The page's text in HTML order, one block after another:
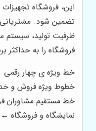
این، فروشگاه
تضمین شود. مشتریانی
ظرفیت تولید، سیستم
فروشگاه را به حداکثر
خط ویژه ی چهار رقمی ← 6123-
خطوط ویژه فروش و خدمات پس از فروش ← 02166009000 -
خط مستقیم مشاوران فروش ← 09123124701 -
نمایشگاه و فروشگاه ← تهران میدان